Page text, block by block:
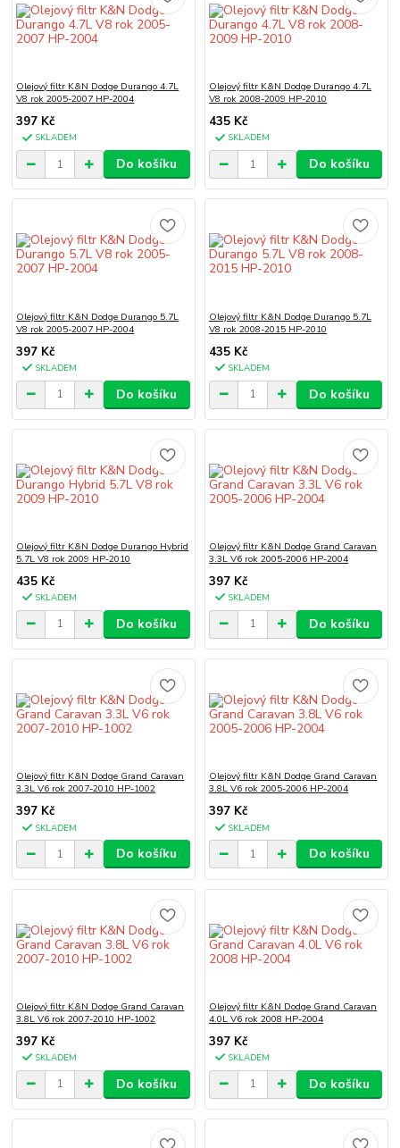
Olejový filtr K&N Dodge Durango 4.7L
V8 rok 2005-2007 HP-2004
397 Kč
SKLADEM
Do košíku
Olejový filtr K&N Dodge Durango 4.7L
V8 rok 2008-2009 HP-2010
435 Kč
SKLADEM
Do košíku
Olejový filtr K&N Dodge Durango 5.7L
V8 rok 2005-2007 HP-2004
397 Kč
SKLADEM
Do košíku
Olejový filtr K&N Dodge Durango 5.7L
V8 rok 2008-2015 HP-2010
435 Kč
SKLADEM
Do košíku
Olejový filtr K&N Dodge Durango Hybrid
5.7L V8 rok 2009 HP-2010
435 Kč
SKLADEM
Do košíku
Olejový filtr K&N Dodge Grand Caravan
3.3L V6 rok 2005-2006 HP-2004
397 Kč
SKLADEM
Do košíku
Olejový filtr K&N Dodge Grand Caravan
3.3L V6 rok 2007-2010 HP-1002
397 Kč
SKLADEM
Do košíku
Olejový filtr K&N Dodge Grand Caravan
3.8L V6 rok 2005-2006 HP-2004
397 Kč
SKLADEM
Do košíku
Olejový filtr K&N Dodge Grand Caravan
3.8L V6 rok 2007-2010 HP-1002
397 Kč
SKLADEM
Do košíku
Olejový filtr K&N Dodge Grand Caravan
4.0L V6 rok 2008 HP-2004
397 Kč
SKLADEM
Do košíku